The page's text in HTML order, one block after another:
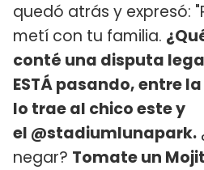
quedó atrás y expresó:
metí con tu familia.
conté una disputa
ESTÁ pasando, entre
lo trae al chico este y
el @stadiumlunapark.
negar? Tomate un